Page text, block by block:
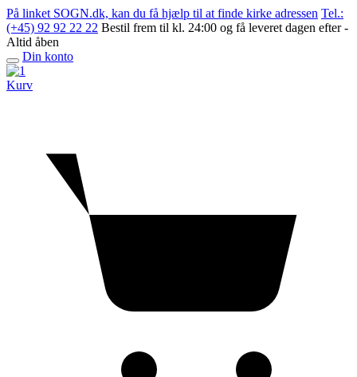
Skip
to
content
På linket SOGN.dk, kan du få hjælp til at finde kirke adressen Tel.:
(+45) 92 92 22 22 Bestil frem til kl. 24:00 og få leveret dagen efter -
Altid åben
Open
menu
Din konto
Kurv